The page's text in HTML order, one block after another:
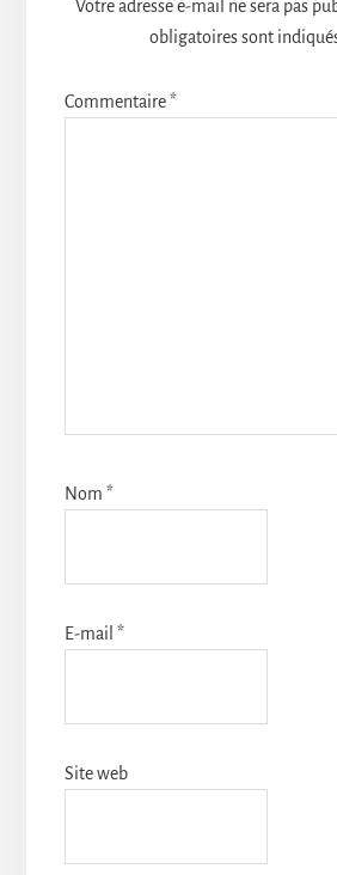
Votre adresse e-mail ne sera pas
obligatoires sont
Commentaire*
Nom *
E-mail *
Site web